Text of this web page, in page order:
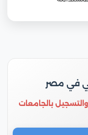
في مصر
بالجامعات